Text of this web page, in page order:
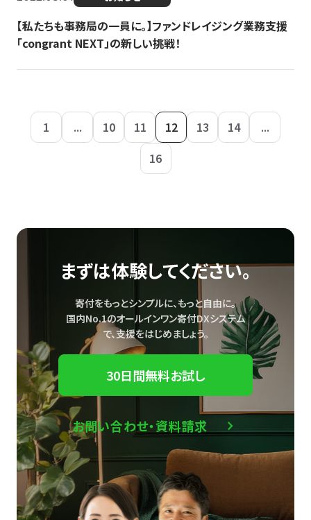
【私たちも事務局の一員に。】ファンドレイジング業務支援
「congrant NEXT」の新しい挑戦！
1 ... 10 11 12 13 14
...
16
まずは体験してください。
寄付をもっとシンプルに、もっと自由に。
国内No.1のオールインワン寄付DXシステム
で、支援をはじめましょう。
30日間無料お試し
お問い合わせ・資料請求